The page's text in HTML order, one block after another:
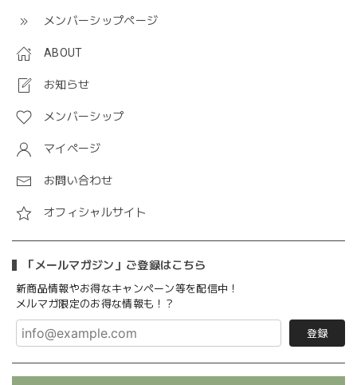
メンバーシップページ
ABOUT
お知らせ
メンバーシップ
マイページ
お問い合わせ
オフィシャルサイト
「メールマガジン」ご登録はこちら
新商品情報やお得なキャンペーン等を配信中！
メルマガ限定のお得な情報も！？
登録